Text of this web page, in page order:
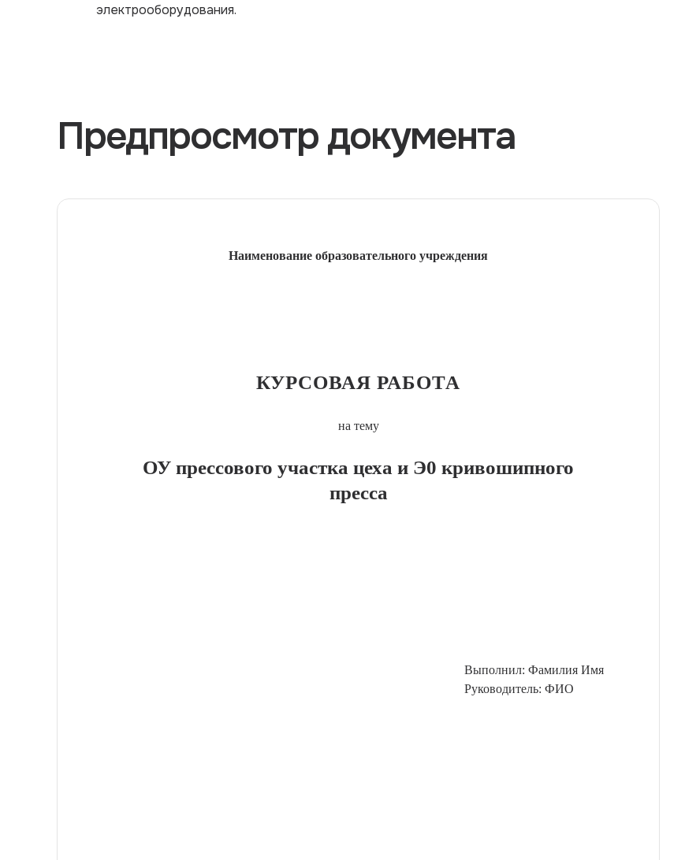
электрооборудования.
Предпросмотр документа
Наименование образовательного учреждения
КУРСОВАЯ РАБОТА
на тему
ОУ прессового участка цеха и Э0 кривошипного
пресса
Выполнил: Фамилия Имя
Руководитель: ФИО